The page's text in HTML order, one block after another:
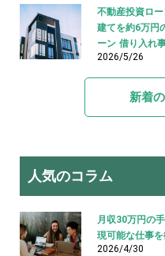
不動産投資ロ
建てを約6万円
ーン 借り入れ事
2026/5/26
新着
人気のコラム
月収30万円の
現可能な仕事
2026/4/30